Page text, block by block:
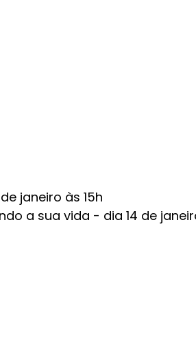
janeiro às 15h
a sua vida - dia 14 de